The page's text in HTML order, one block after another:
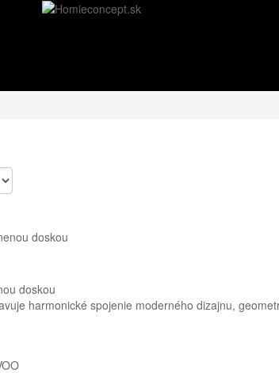
doskou
harmonické spojenie moderného dizajnu,